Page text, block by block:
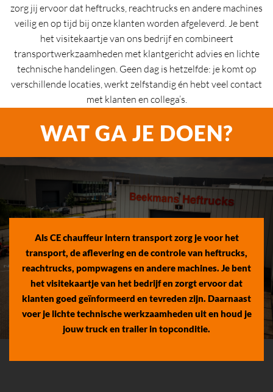
zorg jij ervoor dat heftrucks, reachtrucks en andere machines
veilig en op tijd bij onze klanten worden afgeleverd. Je bent
het visitekaartje van ons bedrijf en combineert
transportwerkzaamheden met klantgericht advies en lichte
technische handelingen. Geen dag is hetzelfde: je komt op
verschillende locaties, werkt zelfstandig én hebt veel contact
met klanten en collega’s.
WAT GA JE DOEN?
Als CE chauffeur intern transport zorg je voor het
transport, de aflevering en de controle van heftrucks,
reachtrucks, pompwagens en andere machines. Je bent
het visitekaartje van het bedrijf en zorgt ervoor dat
klanten goed geïnformeerd en tevreden zijn. Daarnaast
voer je lichte technische werkzaamheden uit en houd je
jouw truck en trailer in topconditie.